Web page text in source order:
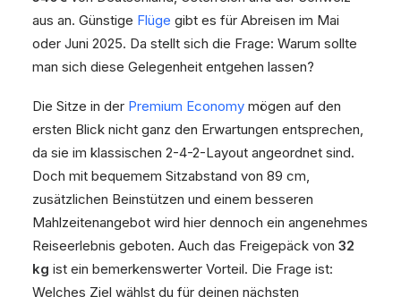
aus an. Günstige Flüge gibt es für Abreisen im Mai
oder Juni 2025. Da stellt sich die Frage: Warum sollte
man sich diese Gelegenheit entgehen lassen?
Die Sitze in der Premium Economy mögen auf den
ersten Blick nicht ganz den Erwartungen entsprechen,
da sie im klassischen 2-4-2-Layout angeordnet sind.
Doch mit bequemem Sitzabstand von 89 cm,
zusätzlichen Beinstützen und einem besseren
Mahlzeitenangebot wird hier dennoch ein angenehmes
Reiseerlebnis geboten. Auch das Freigepäck von 32
kg ist ein bemerkenswerter Vorteil. Die Frage ist:
Welches Ziel wählst du für deinen nächsten